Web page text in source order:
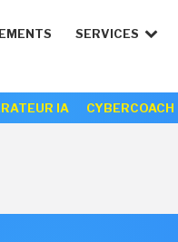
SERVICES
IA CYBERCOACH